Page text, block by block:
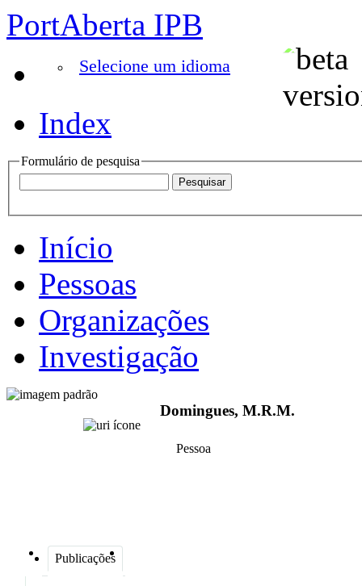
PortAberta IPB
Selecione um idioma
Index
Formulário de pesquisa
Início
Pessoas
Organizações
Investigação
Domingues, M.R.M.
Pessoa
Publicações